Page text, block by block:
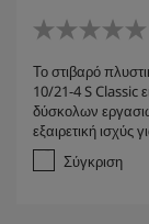
0
0
α
π
ό
α
Το στιβαρό
10/21-4 S Classic
δύσκολων
εξαιρετική ισχύς
Σύγκριση